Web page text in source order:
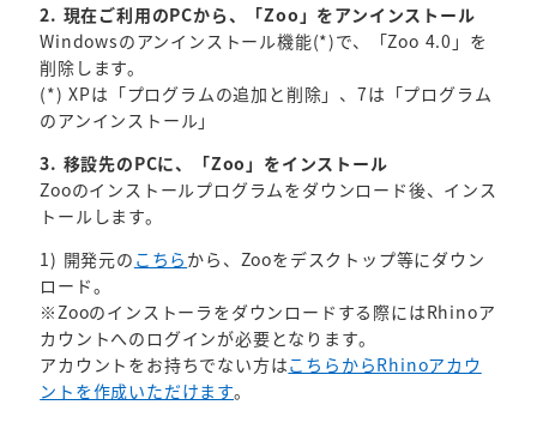
2. 現在ご利用のPCから、「Zoo」をアンインストール
Windowsのアンインストール機能(*)で、「Zoo 4.0」を
削除します。
(*) XPは「プログラムの追加と削除」、7は「プログラム
のアンインストール」
3. 移設先のPCに、「Zoo」をインストール
Zooのインストールプログラムをダウンロード後、インス
トールします。
1) 開発元の こちら から、Zooをデスクトップ等にダウン
ロード。
※Zooのインストーラをダウンロードする際にはRhinoア
カウントへのログインが必要となります。
アカウントをお持ちでない方はこちらからRhinoアカウ
ントを作成いただけます。